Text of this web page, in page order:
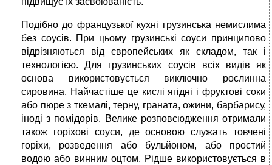
Подібно до французької кухні грузинська немислима
без соусів. При цьому грузинські соуси принципово
відрізняються від європейських як складом, так і
технологією. Для грузинських соусів всіх видів як
основа використовується виключно рослинна
сировина. Найчастіше це кислі ягідні і фруктові соки
або пюре з ткемалі, терну, граната, ожини, барбарису,
іноді з помідорів. Велике розповсюдження отримали
також горіхові соуси, де основою служать товчені
горіхи, розведення або бульйоном, або простий
водою або винним оцтом. Рідше використовується в